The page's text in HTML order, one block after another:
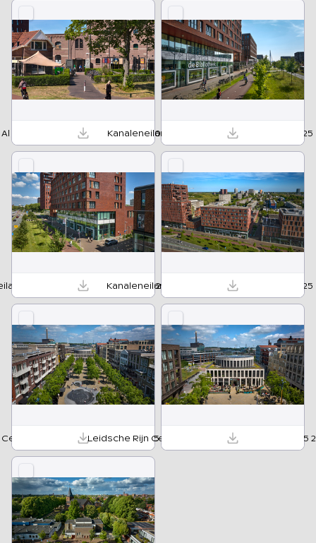
Bibliotheek Utrecht 20 05 2025 08 HR.jpgKanaleneiland Bibliotheek Utrecht 18 06 2025
Bibliotheek Utrecht 18 06 2025 03 HR.tif
Kanaleneiland Bibliotheek Utrecht 28 04 2025
Bibliotheek Utrecht 30 05 2025 03 HR.jpg
Leidsche Rijn Centrum Bibliotheek Utrecht 30 05